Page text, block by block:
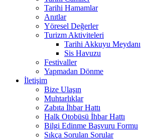
Tarihi Hamamlar
Anıtlar
Yöresel Değerler
Turizm Aktiviteleri
Tarihi Akkuyu Meydanı
Sis Havuzu
Festivaller
Yapmadan Dönme
İletişim
Bize Ulaşın
Muhtarlıklar
Zabıta İhbar Hattı
Halk Otobüsü İhbar Hattı
Bilgi Edinme Başvuru Formu
Sıkça Sorulan Sorular